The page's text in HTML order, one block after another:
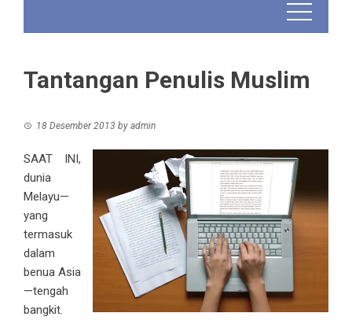
Tantangan Penulis Muslim
18 Desember 2013 by admin
SAAT INI,
dunia
Melayu—
yang
termasuk
dalam
benua Asia
—tengah
bangkit.